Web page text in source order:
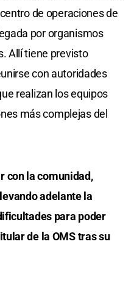
de operaciones de
por organismos
Allí tiene previsto
con autoridades
realizan los equipos
más complejas del
con la comunidad,
adelante la
para poder
de la OMS tras su